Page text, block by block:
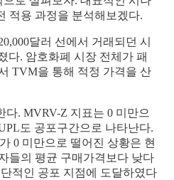
적용 과정을 분석해보겠다.
달러 선에서 거래되던 시
다. 암호화폐 시장 전체가 패
TVM을 통해 적정 가격을 산
다. MVRV-Z 지표는 0 미만으
도 공포구간으로 나타난다.
0 미만으로 떨어진 상황은 현
들의 평균 구매가격보다 낮다
적인 공포 지점에 도달하였다